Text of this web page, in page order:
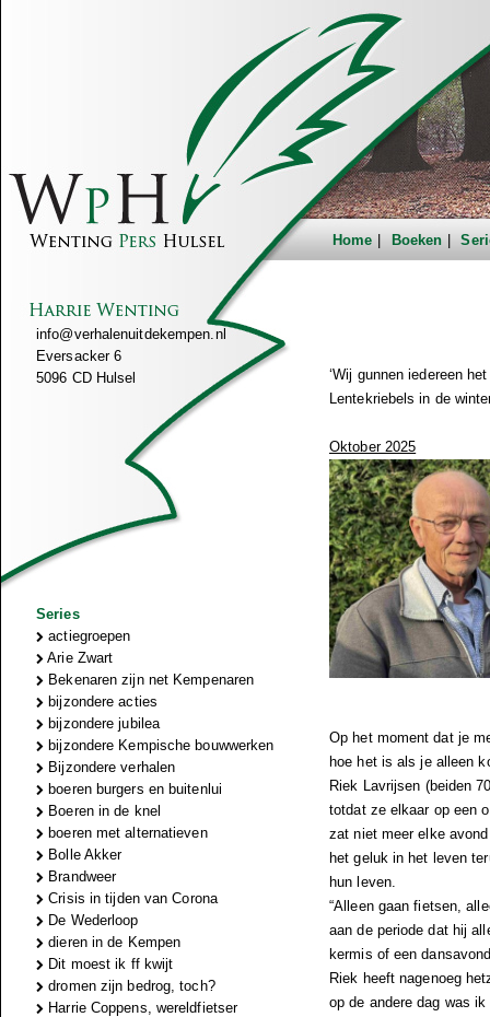
Home Boeken
info@verhalenuitdekempen.nl
Eversacker 6
5096 CD Hulsel
Series
actiegroepen
Arie Zwart
Bekenaren zijn net Kempenaren
bijzondere acties
bijzondere jubilea
bijzondere Kempische bouwwerken
Bijzondere verhalen
boeren burgers en buitenlui
Boeren in de knel
boeren met alternatieven
Bolle Akker
Brandweer
Crisis in tijden van Corona
De Wederloop
dieren in de Kempen
Dit moest ik ff kwijt
dromen zijn bedrog, toch?
Harrie Coppens, wereldfietser
‘Wij gunnen iedereen
Lentekriebels in de
Oktober 2025
Op het moment dat je
hoe het is als je alleen
Riek Lavrijsen (beiden
totdat ze elkaar op een
zat niet meer elke
het geluk in het leven
hun leven.
“Alleen gaan fietsen,
aan de periode dat hij
kermis of een
Riek heeft nagenoeg
op de andere dag was